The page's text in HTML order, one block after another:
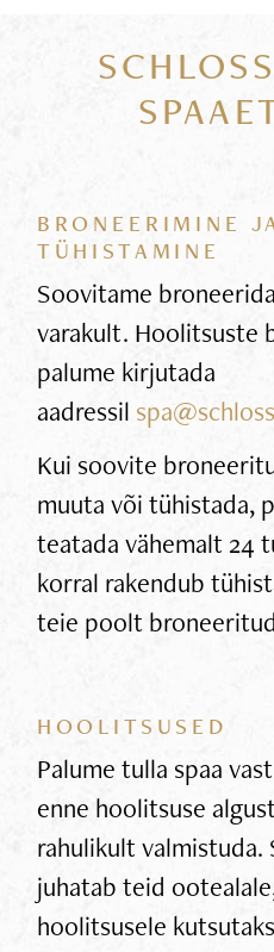
BRONEERIMINE
TÜHISTAMINE
Soovitame
varakult. Hoolitsuste
palume kirjutada
aadressil
Kui soovite
muuta või tühistada,
teatada vähemalt 24
korral rakendub
teie poolt
HOOLITSUSED
Palume tulla spaa
enne hoolitsuse
rahulikult
juhatab teid
hoolitsusele